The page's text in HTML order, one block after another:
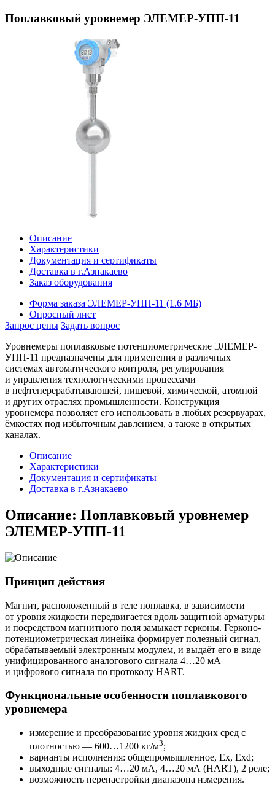
Поплавковый уровнемер ЭЛЕМЕР-УПП-11
Описание
Характеристики
Документация и сертификаты
Доставка в г.Азнакаево
Заказ оборудования
Форма заказа ЭЛЕМЕР-УПП-11 (1.6 MБ)
Опросный лист
Запрос цены Задать вопрос
Уровнемеры поплавковые потенциометрические ЭЛЕМЕР-
УПП-11 предназначены для применения в различных
системах автоматического контроля, регулирования
и управления технологическими процессами
в нефтеперерабатывающей, пищевой, химической, атомной
и других отраслях промышленности. Конструкция
уровнемера позволяет его использовать в любых резервуарах,
ёмкостях под избыточным давлением, а также в открытых
каналах.
Описание
Характеристики
Документация и сертификаты
Доставка в г.Азнакаево
Описание: Поплавковый уровнемер
ЭЛЕМЕР-УПП-11
Принцип действия
Магнит, расположенный в теле поплавка, в зависимости
от уровня жидкости передвигается вдоль защитной арматуры
и посредством магнитного поля замыкает герконы. Герконо-
потенциометрическая линейка формирует полезный сигнал,
обрабатываемый электронным модулем, и выдаёт его в виде
унифицированного аналогового сигнала 4…20 мА
и цифрового сигнала по протоколу HART.
Функциональные особенности поплавкового
уровнемера
измерение и преобразование уровня жидких сред с
плотностью — 600…1200 кг/м3;
варианты исполнения: общепромышленное, Ex, Exd;
выходные сигналы: 4…20 мА, 4…20 мА (HART), 2 реле;
возможность перенастройки диапазона измерения.